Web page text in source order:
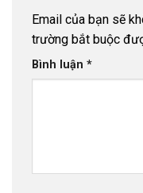
Email của bạn sẽ
trường bắt buộc
Bình luận *